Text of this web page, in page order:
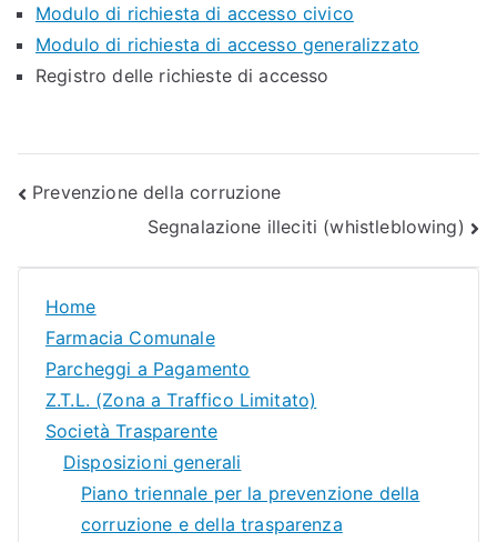
Modulo di richiesta di accesso civico
Modulo di richiesta di accesso generalizzato
Registro delle richieste di accesso
Navigazione
Prevenzione della corruzione
Segnalazione illeciti (whistleblowing)
Home
Farmacia Comunale
Parcheggi a Pagamento
Z.T.L. (Zona a Traffico Limitato)
Società Trasparente
Disposizioni generali
Piano triennale per la prevenzione della
corruzione e della trasparenza